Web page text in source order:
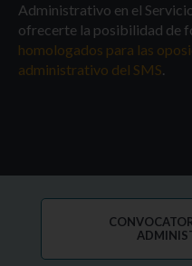
Administrativo en el
ofrecerte la posibilidad de
homologados para las
administrativo del SMS.